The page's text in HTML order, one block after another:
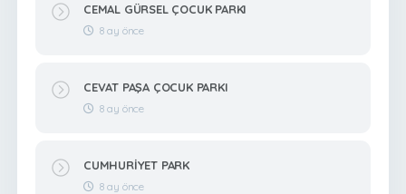
CEMAL GÜRSEL ÇOCUK PARKI
8 ay önce
CEVAT PAŞA ÇOCUK PARKI
8 ay önce
CUMHURİYET PARK
8 ay önce